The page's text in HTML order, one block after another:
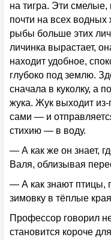
на тигра. Эти
почти на всех
рыбы больше этих
личинка вырастает,
находит удобное,
глубоко под землю.
сначала в куколку, а
жука. Жук выходит
сами — и
стихию — в воду.
— А как же он знает,
Валя, облизывая
— А как знают птицы,
зимовку в тёплые
Профессор говорил
становится короче